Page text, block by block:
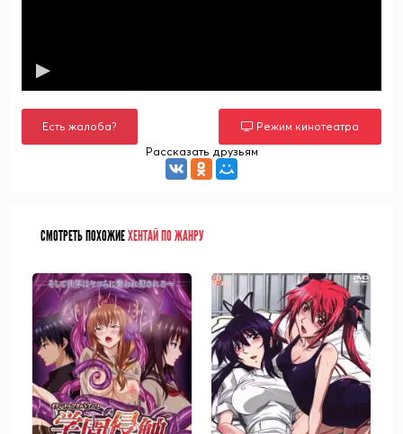
Есть жалоба?
Режим кинотеатра
Рассказать друзьям
СМОТРЕТЬ ПОХОЖИЕХЕНТАЙ ПО ЖАНРУ